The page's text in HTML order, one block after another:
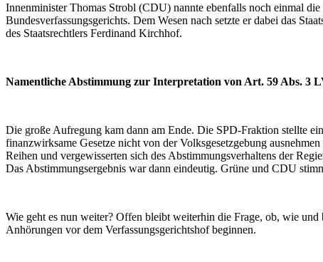
Innenminister Thomas Strobl (CDU) nannte ebenfalls noch einmal
Bundesverfassungsgerichts. Dem Wesen nach setzte er dabei das
des Staatsrechtlers Ferdinand Kirchhof.
Namentliche Abstimmung zur Interpretation von Art. 59 Abs. 3
Die große Aufregung kam dann am Ende. Die SPD-Fraktion stellte
finanzwirksame Gesetze nicht von der Volksgesetzgebung
Reihen und vergewisserten sich des Abstimmungsverhaltens der
Das Abstimmungsergebnis war dann eindeutig. Grüne und CDU
Wie geht es nun weiter? Offen bleibt weiterhin die Frage, ob, wie
Anhörungen vor dem Verfassungsgerichtshof beginnen.